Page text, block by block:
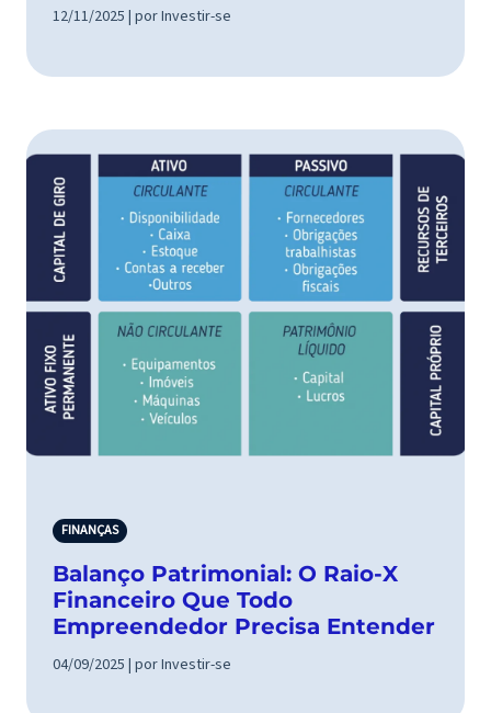
12/11/2025 | por Investir-se
FINANÇAS
Balanço Patrimonial: O Raio-X
Financeiro Que Todo
Empreendedor Precisa Entender
04/09/2025 | por Investir-se